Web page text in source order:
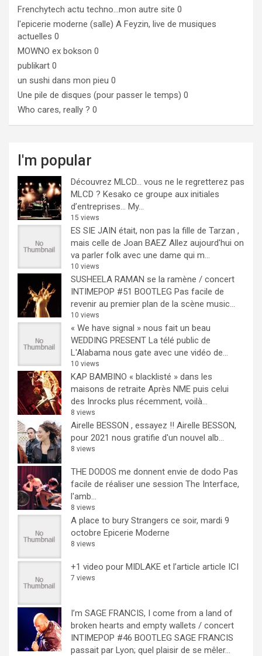
Frenchytech actu techno…mon autre site 0
l'epicerie moderne (salle) A Feyzin, live de musiques
actuelles 0
MOWNO ex bokson 0
publikart 0
un sushi dans mon pieu 0
Une pile de disques (pour passer le temps) 0
Who cares, really ? 0
I'm popular
Découvrez MLCD… vous ne le regretterez pas
MLCD ? Kesako ce groupe aux initiales
d’entreprises… My...
15 views
ES SIE JAIN était, non pas la fille de Tarzan ,
mais celle de Joan BAEZ Allez aujourd'hui on
va parler folk avec une dame qui m...
10 views
SUSHEELA RAMAN se la ramène / concert
INTIMEPOP #51 BOOTLEG Pas facile de
revenir au premier plan de la scène music...
10 views
« We have signal » nous fait un beau
WEDDING PRESENT La télé public de
L'Alabama nous gate avec une vidéo de...
10 views
KAP BAMBINO « blacklisté » dans les
maisons de retraite Après NME puis celui
des Inrocks plus récemment, voilà...
8 views
Airelle BESSON , essayez !! Airelle BESSON,
pour 2021 nous gratifie d'un nouvel alb...
8 views
THE DODOS me donnent envie de dodo Pas
facile de réaliser une session The Interface,
l'amb...
8 views
A place to bury Strangers ce soir, mardi 9
octobre Epicerie Moderne
8 views
+1 video pour MIDLAKE et l’article article ICI
7 views
I’m SAGE FRANCIS, I come from a land of
broken hearts and empty wallets / concert
INTIMEPOP #46 BOOTLEG SAGE FRANCIS
passait par Lyon; quel plaisir de se mêler...